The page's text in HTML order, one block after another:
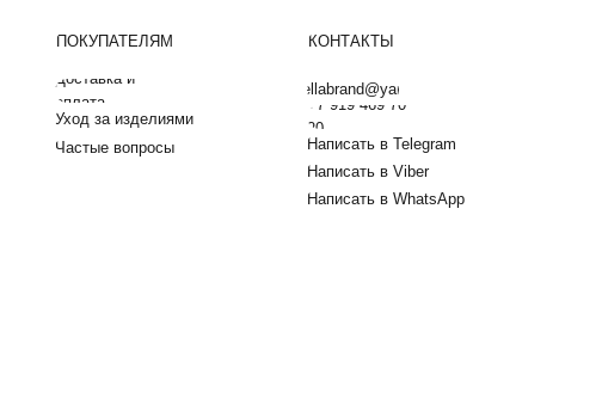
ПОКУПАТЕЛЯМ
Частые вопросы
Уход за изделиями
Доставка и
оплата
Написать в Telegram
+7 919 469 70
20
barbarellabrand@yandex.ru
Написать в Viber
КОНТАКТЫ
Написать в WhatsApp